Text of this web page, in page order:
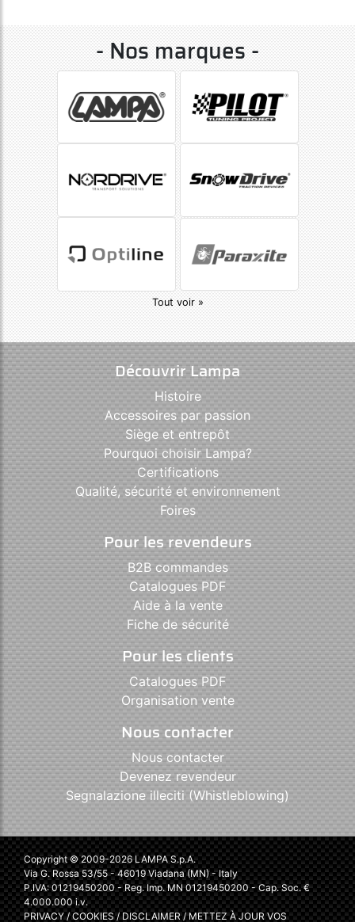
- Nos marques -
Tout voir »
Découvrir Lampa
Histoire
Accessoires par passion
Siège et entrepôt
Pourquoi choisir Lampa?
Certifications
Qualité, sécurité et environnement
Foires
Pour les revendeurs
B2B commandes
Catalogues PDF
Aide à la vente
Fiche de sécurité
Pour les clients
Catalogues PDF
Organisation vente
Nous contacter
Nous contacter
Devenez revendeur
Segnalazione illeciti (Whistleblowing)
Copyright © 2009-2026 LAMPA S.p.A.
Via G. Rossa 53/55 - 46019 Viadana (MN) - Italy
P.IVA: 01219450200 - Reg. Imp. MN 01219450200 - Cap. Soc. €
4.000.000 i.v.
PRIVACY/COOKIES/DISCLAIMER/METTEZ À JOUR VOS